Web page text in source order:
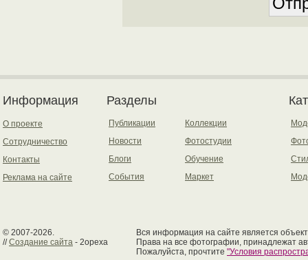
Информация
О проекте
Сотрудничество
Контакты
Реклама на сайте
Разделы
Публикации
Новости
Блоги
События
Коллекции
Фотостудии
Обучение
Маркет
© 2007-2026.
//Создание сайта - 2opexa
Вся информация на сайте является
Права на все фотографии, принадлежат
Пожалуйста, прочтите "Условия